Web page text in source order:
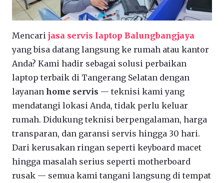
Mencari jasa servis laptop Balungbangjaya
yang bisa datang langsung ke rumah atau kantor
Anda? Kami hadir sebagai solusi perbaikan
laptop terbaik di Tangerang Selatan dengan
layanan home servis — teknisi kami yang
mendatangi lokasi Anda, tidak perlu keluar
rumah. Didukung teknisi berpengalaman, harga
transparan, dan garansi servis hingga 30 hari.
Dari kerusakan ringan seperti keyboard macet
hingga masalah serius seperti motherboard
rusak — semua kami tangani langsung di tempat